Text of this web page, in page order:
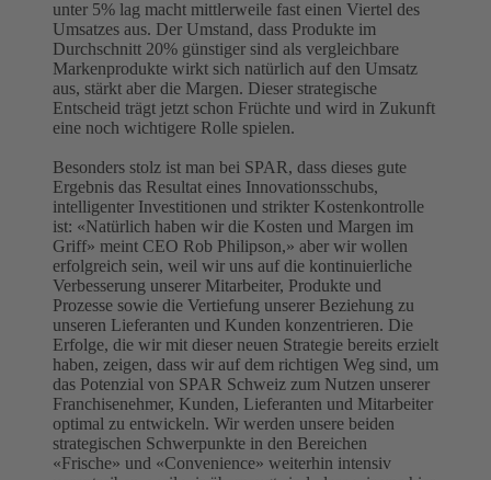
unter 5% lag macht mittlerweile fast einen Viertel des
Umsatzes aus. Der Umstand, dass Produkte im
Durchschnitt 20% günstiger sind als vergleichbare
Markenprodukte wirkt sich natürlich auf den Umsatz
aus, stärkt aber die Margen. Dieser strategische
Entscheid trägt jetzt schon Früchte und wird in Zukunft
eine noch wichtigere Rolle spielen.
Besonders stolz ist man bei SPAR, dass dieses gute
Ergebnis das Resultat eines Innovationsschubs,
intelligenter Investitionen und strikter Kostenkontrolle
ist: «Natürlich haben wir die Kosten und Margen im
Griff» meint CEO Rob Philipson,» aber wir wollen
erfolgreich sein, weil wir uns auf die kontinuierliche
Verbesserung unserer Mitarbeiter, Produkte und
Prozesse sowie die Vertiefung unserer Beziehung zu
unseren Lieferanten und Kunden konzentrieren. Die
Erfolge, die wir mit dieser neuen Strategie bereits erzielt
haben, zeigen, dass wir auf dem richtigen Weg sind, um
das Potenzial von SPAR Schweiz zum Nutzen unserer
Franchisenehmer, Kunden, Lieferanten und Mitarbeiter
optimal zu entwickeln. Wir werden unsere beiden
strategischen Schwerpunkte in den Bereichen
«Frische» und «Convenience» weiterhin intensiv